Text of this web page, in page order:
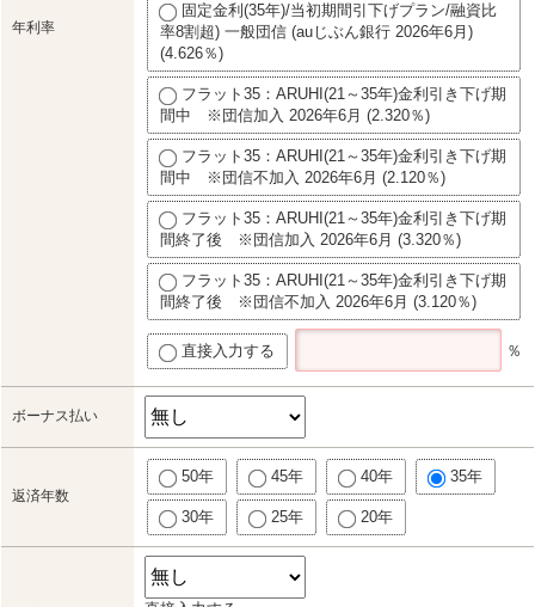
年利率
固定金利(35年)/当初期間引下げプラン/融資比
率8割超) 一般団信 (auじぶん銀行 2026年6月)
(4.626％)
フラット35：ARUHI(21～35年)金利引き下げ期
間中 ※団信加入 2026年6月 (2.320％)
フラット35：ARUHI(21～35年)金利引き下げ期
間中 ※団信不加入 2026年6月 (2.120％)
フラット35：ARUHI(21～35年)金利引き下げ期
間終了後 ※団信加入 2026年6月 (3.320％)
フラット35：ARUHI(21～35年)金利引き下げ期
間終了後 ※団信不加入 2026年6月 (3.120％)
直接入力する ％
ボーナス払い
返済年数
50年 45年 40年 35年
30年 25年 20年